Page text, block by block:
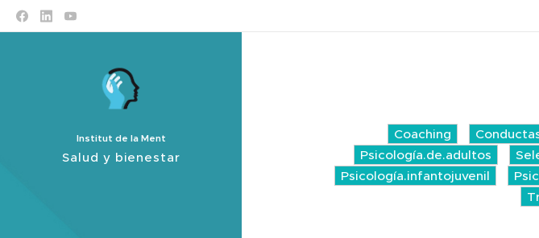
psicooncología
Institut de la Ment
Salud y bienestar
Coaching
Psicología.de.adultos
Psicología.infantojuvenil